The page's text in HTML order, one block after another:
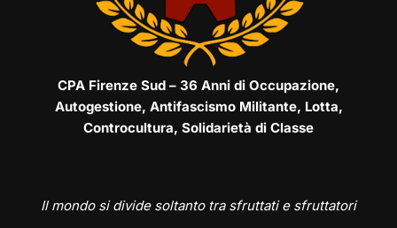
CPA Firenze Sud – 36 Anni di Occupazione,
Autogestione, Antifascismo Militante, Lotta,
Controcultura, Solidarietà di Classe
Il mondo si divide soltanto tra sfruttati e sfruttatori